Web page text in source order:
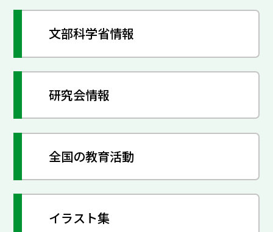
文部科学省情報
研究会情報
全国の教育活動
イラスト集